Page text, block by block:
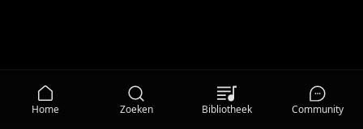
Home Zoeken Bibliotheek Community